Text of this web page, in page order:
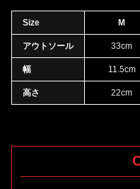
いるためスムーズな歩行を
能を兼ね備えた万能タイプ
流れるパンツの裾からのラ
トのパンツにおいてもスッ
をタイトに設計。ファッシ
コンバットスニーカー。ミ
Size M
アウトソール 33cm
幅 11.5cm
高さ 22cm